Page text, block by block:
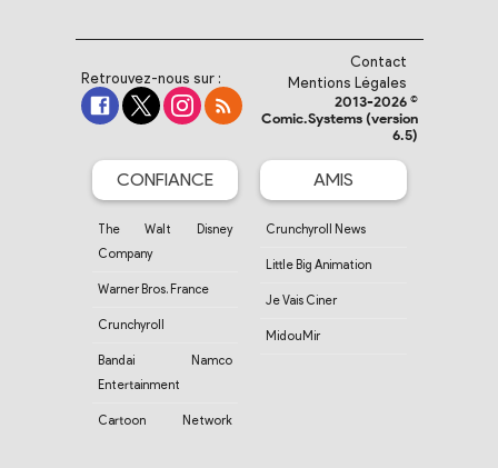
Retrouvez-nous sur :
Contact
Mentions Légales
2013-2026 ©
Comic.Systems (version
6.5)
CONFIANCE
The Walt Disney
Company
Warner Bros. France
Crunchyroll
Bandai Namco
Entertainment
Cartoon Network
AMIS
Crunchyroll News
Little Big Animation
Je Vais Ciner
MidouMir